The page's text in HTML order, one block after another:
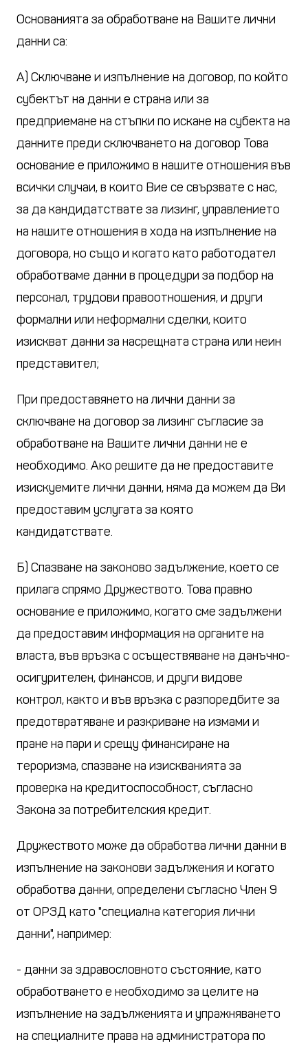
Основанията за обработване на Вашите лични
данни са:
А) Сключване и изпълнение на договор, по който
субектът на данни е страна или за
предприемане на стъпки по искане на субекта на
данните преди сключването на договор Това
основание е приложимо в нашите отношения във
всички случаи, в които Вие се свързвате с нас,
за да кандидатствате за лизинг, управлението
на нашите отношения в хода на изпълнение на
договора, но също и когато като работодател
обработваме данни в процедури за подбор на
персонал, трудови правоотношения, и други
формални или неформални сделки, които
изискват данни за насрещната страна или неин
представител;
При предоставянето на лични данни за
сключване на договор за лизинг съгласие за
обработване на Вашите лични данни не е
необходимо. Ако решите да не предоставите
изискуемите лични данни, няма да можем да Ви
предоставим услугата за която
кандидатствате.
Б) Спазване на законово задължение, което се
прилага спрямо Дружеството. Това правно
основание е приложимо, когато сме задължени
да предоставим информация на органите на
властa, във връзка с осъществяване на данъчно-
осигурителен, финансов, и други видове
контрол, както и във връзка с разпоредбите за
предотвратяване и разкриване на измами и
пране на пари и срещу финансиране на
тероризма, спазване на изискванията за
проверка на кредитоспособност, съгласно
Закона за потребителския кредит.
Дружеството може да обработва лични данни в
изпълнение на законови задължения и когато
обработва данни, определени съгласно Член 9
от ОРЗД като "специална категория лични
данни", например:
- данни за здравословното състояние, като
обработването е необходимо за целите на
изпълнение на задълженията и упражняването
на специалните права на администратора по